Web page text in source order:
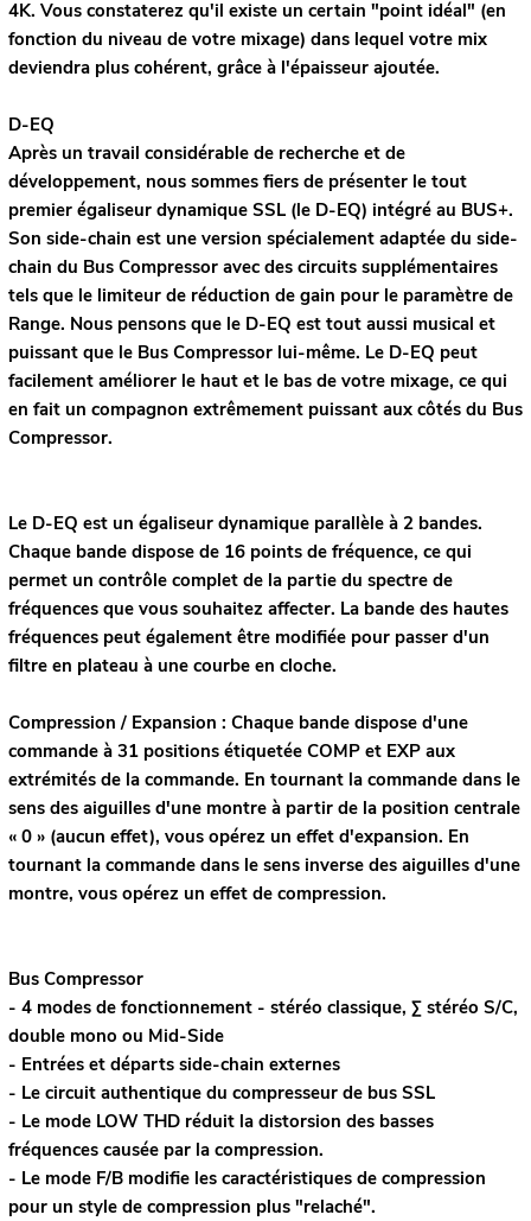
4K. Vous constaterez qu'il existe un certain "point idéal" (en
fonction du niveau de votre mixage) dans lequel votre mix
deviendra plus cohérent, grâce à l'épaisseur ajoutée.
D-EQ
Après un travail considérable de recherche et de
développement, nous sommes fiers de présenter le tout
premier égaliseur dynamique SSL (le D-EQ) intégré au BUS+.
Son side-chain est une version spécialement adaptée du side-
chain du Bus Compressor avec des circuits supplémentaires
tels que le limiteur de réduction de gain pour le paramètre de
Range. Nous pensons que le D-EQ est tout aussi musical et
puissant que le Bus Compressor lui-même. Le D-EQ peut
facilement améliorer le haut et le bas de votre mixage, ce qui
en fait un compagnon extrêmement puissant aux côtés du Bus
Compressor.
Le D-EQ est un égaliseur dynamique parallèle à 2 bandes.
Chaque bande dispose de 16 points de fréquence, ce qui
permet un contrôle complet de la partie du spectre de
fréquences que vous souhaitez affecter. La bande des hautes
fréquences peut également être modifiée pour passer d'un
filtre en plateau à une courbe en cloche.
Compression / Expansion : Chaque bande dispose d'une
commande à 31 positions étiquetée COMP et EXP aux
extrémités de la commande. En tournant la commande dans le
sens des aiguilles d'une montre à partir de la position centrale
« 0 » (aucun effet), vous opérez un effet d'expansion. En
tournant la commande dans le sens inverse des aiguilles d'une
montre, vous opérez un effet de compression.
Bus Compressor
- 4 modes de fonctionnement - stéréo classique, Σ stéréo S/C,
double mono ou Mid-Side
- Entrées et départs side-chain externes
- Le circuit authentique du compresseur de bus SSL
- Le mode LOW THD réduit la distorsion des basses
fréquences causée par la compression.
- Le mode F/B modifie les caractéristiques de compression
pour un style de compression plus "relaché".